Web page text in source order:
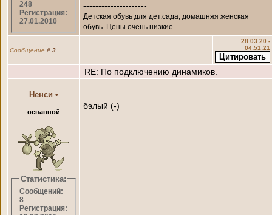
248
Регистрация:
27.01.2010
---------------------
Детская обувь для дет.сада, домашняя женская
обувь. Цены очень низкие
Сообщение # 3
28.03.20 -
04:51:21
RE: По подключению динамиков.
Ненси •
оснавной
Статистика:
Сообщений:
8
Регистрация:
бэлый (-)